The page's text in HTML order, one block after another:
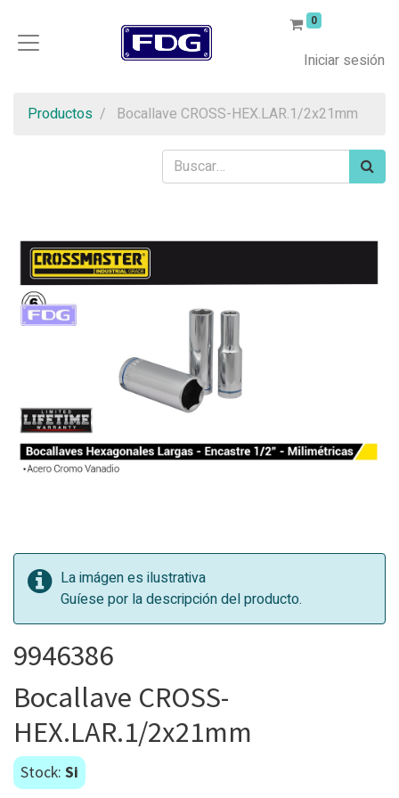
0
Iniciar sesión
Productos Bocallave CROSS-HEX.LAR.1/2x21mm
La imágen es ilustrativa
Guíese por la descripción del producto.
9946386
Bocallave CROSS-
HEX.LAR.1/2x21mm
Stock: Si